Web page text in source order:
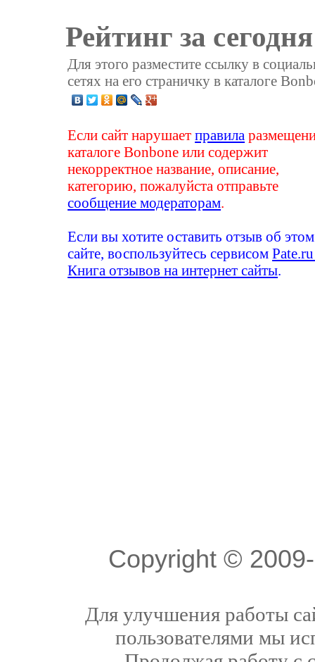
Рейтинг за
Для этого разместите ссылку в
сетях на его страничку в каталоге
Если сайт нарушаетправила
каталоге Bonbone или содержит
некорректное название, описание,
категорию, пожалуйста отправьте
сообщение модераторам
Если вы хотите оставить отзыв об этом
сайте, воспользуйтесь сервисом
Книга отзывов на интернет сайты
Copyright ©
Для улучшения работы
пользователями мы